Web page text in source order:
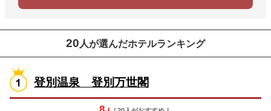
20 人が選んだホテルランキング
登別温泉 登別万世閣